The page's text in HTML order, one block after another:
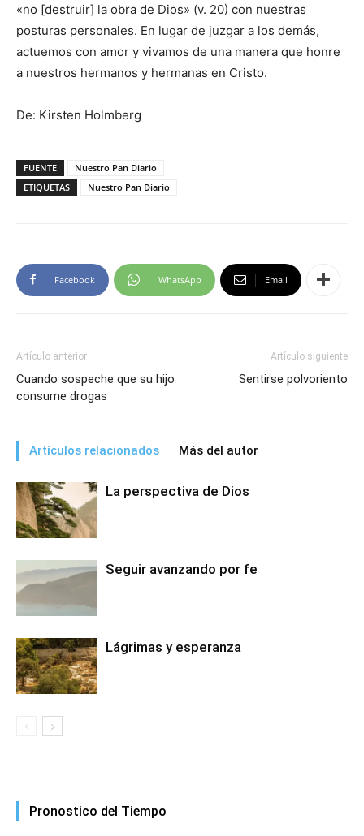
«no [destruir] la obra de Dios» (v. 20) con nuestras
posturas personales. En lugar de juzgar a los demás,
actuemos con amor y vivamos de una manera que honre
a nuestros hermanos y hermanas en Cristo.
De: Kirsten Holmberg
FUENTE
Nuestro Pan Diario
ETIQUETAS
Nuestro Pan Diario
Facebook WhatsApp Email
Artículo anterior
Cuando sospeche que su hijo
consume drogas
Artículo siguiente
Sentirse polvoriento
Artículos relacionados Más del autor
La perspectiva de Dios
Seguir avanzando por fe
Lágrimas y esperanza
Pronostico del Tiempo